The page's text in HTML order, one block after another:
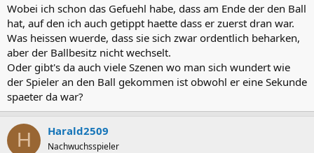
Wobei ich schon das Gefuehl habe, dass am Ende der den Ball
hat, auf den ich auch getippt haette dass er zuerst dran war.
Was heissen wuerde, dass sie sich zwar ordentlich beharken,
aber der Ballbesitz nicht wechselt.
Oder gibt's da auch viele Szenen wo man sich wundert wie
der Spieler an den Ball gekommen ist obwohl er eine Sekunde
spaeter da war?
H Harald2509
Nachwuchsspieler